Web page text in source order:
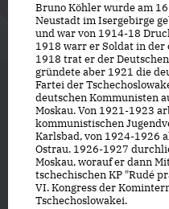
Bruno Köhler wurde am
Neustadt im Isergebirge
und war von 1914-18
1918 warr er Soldat in
1918 trat er der
gründete aber 1921 die
Fartei der
deutschen Kommunisten
Moskau. Von 1921-1923
kommunistischen
Karlsbad, von 1924-1926
Ostrau. 1926-1927
Moskau, worauf er dann
tschechischen KP "Rudé
VI. Kongress der
Tschechoslowakei.